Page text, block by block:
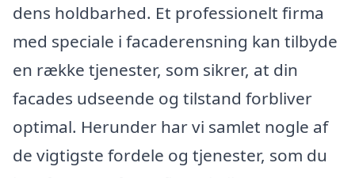
dens holdbarhed. Et professionelt firma
med speciale i facaderensning kan tilbyde
en række tjenester, som sikrer, at din
facades udseende og tilstand forbliver
optimal. Herunder har vi samlet nogle af
de vigtigste fordele og tjenester, som du